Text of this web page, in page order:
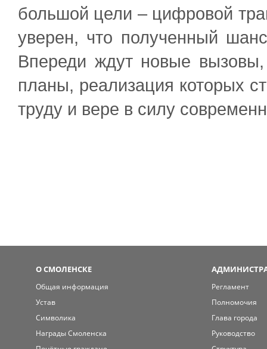
большой цели – цифровой
уверен, что полученный
Впереди ждут новые
планы, реализация которых
труду и вере в силу
О СМОЛЕНСКЕ
Общая информация
Устав
Символика
Награды Смоленска
Регламент
Полномочия
Глава города
Руководство